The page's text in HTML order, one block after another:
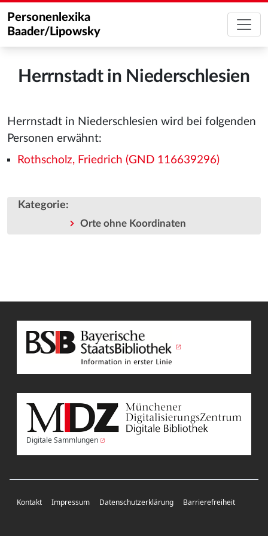
Personenlexika
Baader/Lipowsky
Herrnstadt in Niederschlesien
Herrnstadt in Niederschlesien wird bei folgenden
Personen erwähnt:
Rothscholz, Friedrich (GND 116639296)
Kategorie:
Orte ohne Koordinaten
Digitale Sammlungen
Kontakt Impressum Datenschutzerklärung Barrierefreiheit